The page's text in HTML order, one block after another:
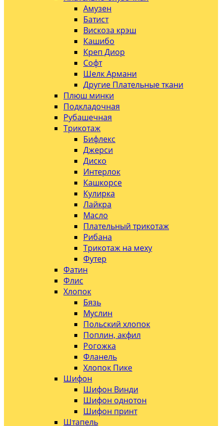
Амузен
Батист
Вискоза крэш
Кашибо
Креп Диор
Софт
Шелк Армани
Другие Плательные ткани
Плюш минки
Подкладочная
Рубашечная
Трикотаж
Бифлекс
Джерси
Диско
Интерлок
Кашкорсе
Кулирка
Лайкра
Масло
Плательный трикотаж
Рибана
Трикотаж на меху
Футер
Фатин
Флис
Хлопок
Бязь
Муслин
Польский хлопок
Поплин, акфил
Рогожка
Фланель
Хлопок Пике
Шифон
Шифон Винди
Шифон однотон
Шифон принт
Штапель